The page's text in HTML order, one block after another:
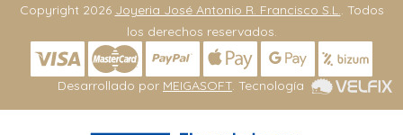
Copyright 2026 Joyeria José Antonio R. Francisco S.L.. Todos
los derechos reservados.
Desarrollado por MEIGASOFT . Tecnología